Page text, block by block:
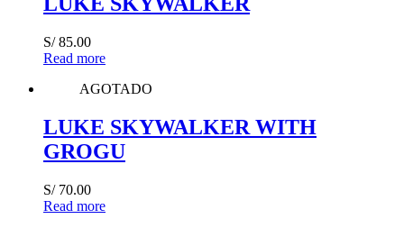
S/85.00
Read more
AGOTADO
LUKE SKYWALKER WITH
GROGU
S/70.00
Read more